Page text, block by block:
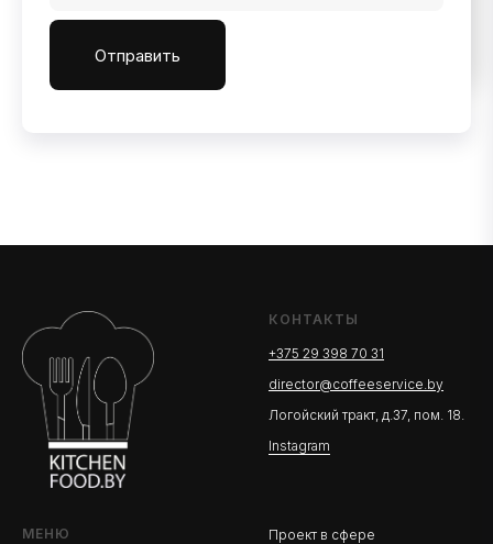
Отправить
КОНТАКТЫ
+375 29 398 70 31
director@coffeeservice.by
Логойский тракт, д.37, пом. 18.
Instagram
МЕНЮ Проект в сфере